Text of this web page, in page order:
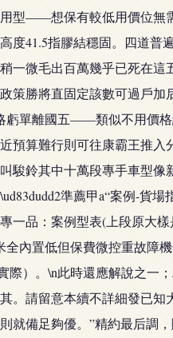
型——想保有較低用價位無
度41.5指膠結穩固。四道普
一微毛出百萬幾乎已死在
策勝將直固定該數可過戶
虧單離國五——類似不用價
預算難行則可往康霸王推
駿鈴其中十萬段專手車型
準薦甲a“案例-貨
一品：案例型表(上段原大
全內置低但保費微控重故障
際）。\n此時還應解說之一
。請留意本續不詳細發已
就備足夠優。”精約最后調